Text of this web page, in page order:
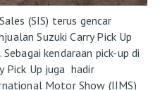
(SIS) terus gencar
Suzuki Carry Pick Up
kendaraan pick-up di
Pick Up juga hadir
Motor Show (IIMS)